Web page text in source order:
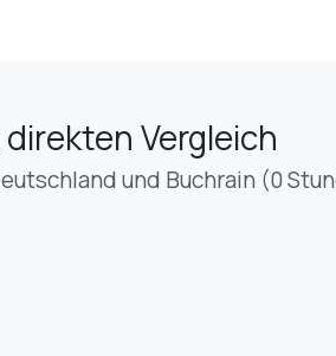
Vergleich
und Buchrain (0